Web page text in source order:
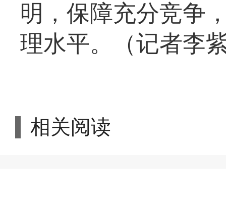
明，保障充分竞争
理水平。（记者李
相关阅读